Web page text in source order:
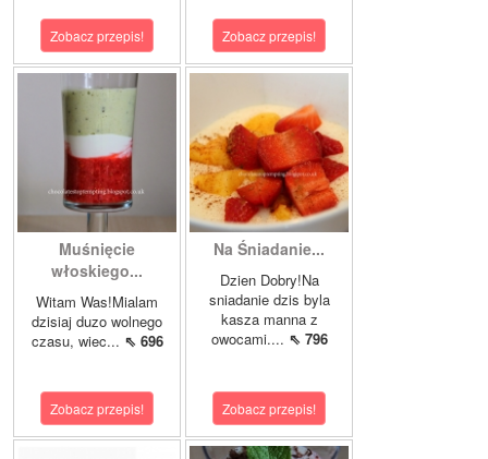
Zobacz przepis! Zobacz przepis!
Muśnięcie
włoskiego...
Witam Was!Mialam
dzisiaj duzo wolnego
czasu, wiec... ⇖ 696
Zobacz przepis!
Na Śniadanie...
Dzien Dobry!Na
sniadanie dzis byla
kasza manna z
owocami.... ⇖ 796
Zobacz przepis!